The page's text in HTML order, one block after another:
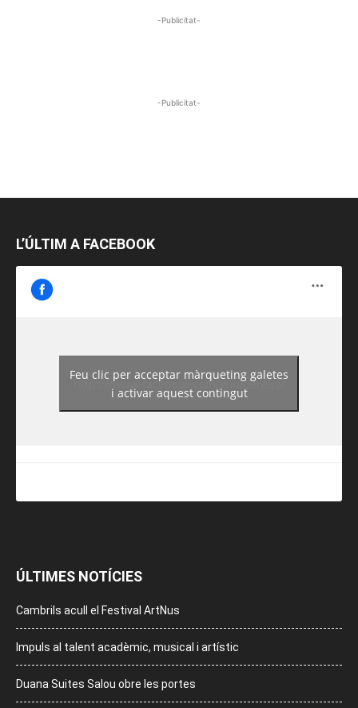
-Publicitat-
-Publicitat-
L’ÚLTIM A FACEBOOK
https://www.facebook.com/guiadereus/
Feu clic per acceptar màrqueting galetes
i activar aquest contingut
ÚLTIMES NOTÍCIES
Cambrils acull el Festival ArtNus
Impuls al talent acadèmic, musical i artístic
Duana Suites Salou obre les portes